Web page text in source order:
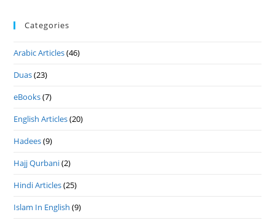
Categories
Arabic Articles(46)
Duas(23)
eBooks(7)
English Articles(20)
Hadees(9)
Hajj Qurbani(2)
Hindi Articles(25)
Islam In English (9)